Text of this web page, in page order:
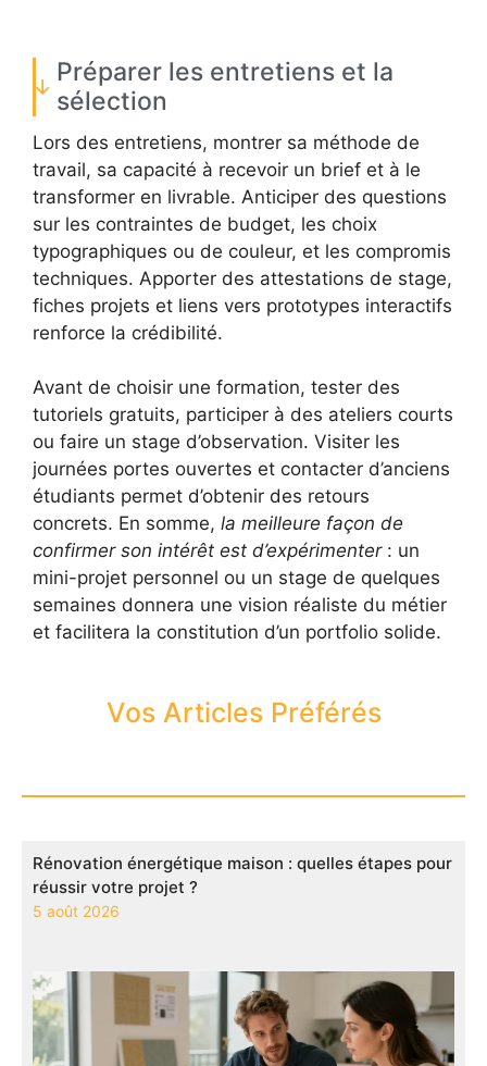
Préparer les entretiens et la
sélection
Lors des entretiens, montrer sa méthode de
travail, sa capacité à recevoir un brief et à le
transformer en livrable. Anticiper des questions
sur les contraintes de budget, les choix
typographiques ou de couleur, et les compromis
techniques. Apporter des attestations de stage,
fiches projets et liens vers prototypes interactifs
renforce la crédibilité.
Avant de choisir une formation, tester des
tutoriels gratuits, participer à des ateliers courts
ou faire un stage d’observation. Visiter les
journées portes ouvertes et contacter d’anciens
étudiants permet d’obtenir des retours
concrets. En somme, la meilleure façon de
confirmer son intérêt est d’expérimenter : un
mini-projet personnel ou un stage de quelques
semaines donnera une vision réaliste du métier
et facilitera la constitution d’un portfolio solide.
Vos Articles Préférés
Rénovation énergétique maison : quelles étapes pour
réussir votre projet ?
5 août 2026